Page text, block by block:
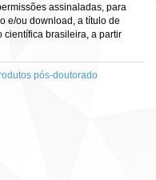
assinaladas, para
e/ou download, a título de
científica brasileira, a partir
pós-doutorado